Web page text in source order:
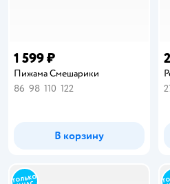
1 599 ₽
Пижама Смешарики
86 98 110 122
В корзину